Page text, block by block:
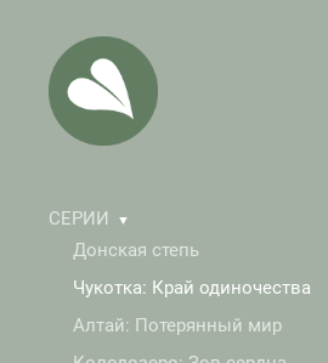
СЕРИИ ▼
Донская степь
Чукотка: Край одиночества
Алтай: Потерянный мир